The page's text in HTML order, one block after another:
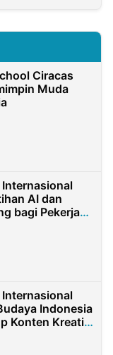
Ciracas
Muda
AI dan
bagi Pekerja
Taiwan
Indonesia
Konten Kreatif